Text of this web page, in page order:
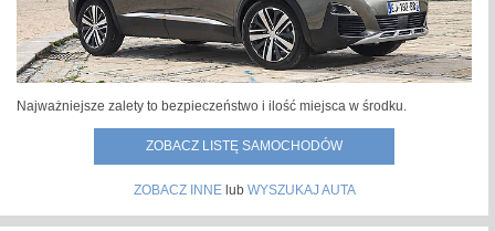
Najważniejsze zalety to bezpieczeństwo i ilość miejsca w środku.
ZOBACZ LISTĘ SAMOCHODÓW
ZOBACZ INNElub WYSZUKAJ AUTA